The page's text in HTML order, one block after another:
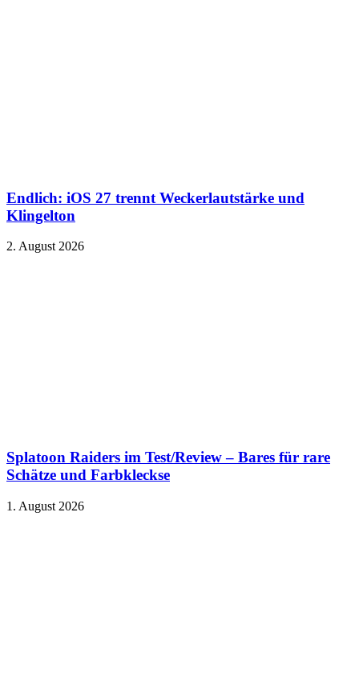
Endlich: iOS 27 trennt Weckerlautstärke und
Klingelton
2. August 2026
Splatoon Raiders im Test/Review – Bares für rare
Schätze und Farbkleckse
1. August 2026